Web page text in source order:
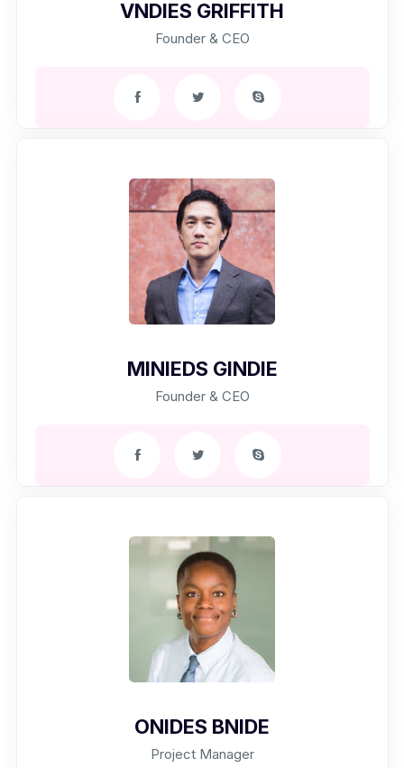
VNDIES GRIFFITH
Founder & CEO
MINIEDS GINDIE
Founder & CEO
ONIDES BNIDE
Project Manager